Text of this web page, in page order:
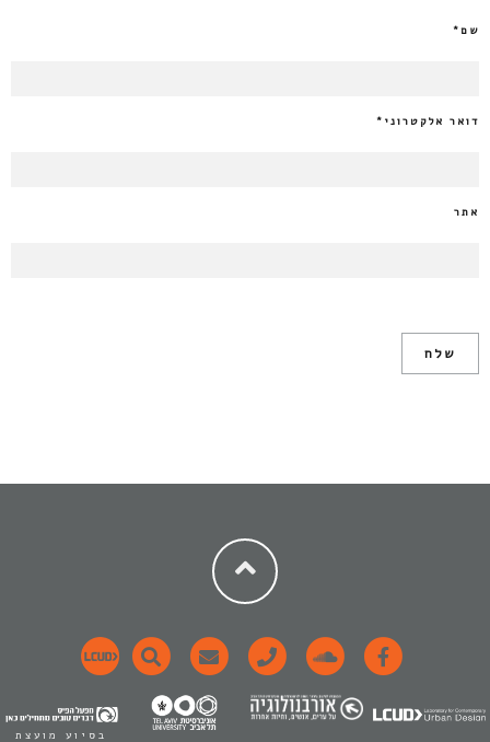
שם*
דואר אלקטרוני *
אתר
בסיוע מועצת